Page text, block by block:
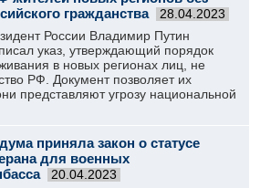
гражданства
28.04.2023
России Владимир Путин
указ, утверждающий порядок
в новых регионах лиц, не
РФ. Документ позволяет их
представляют угрозу национальной
приняла закон о статусе
для военных
20.04.2023